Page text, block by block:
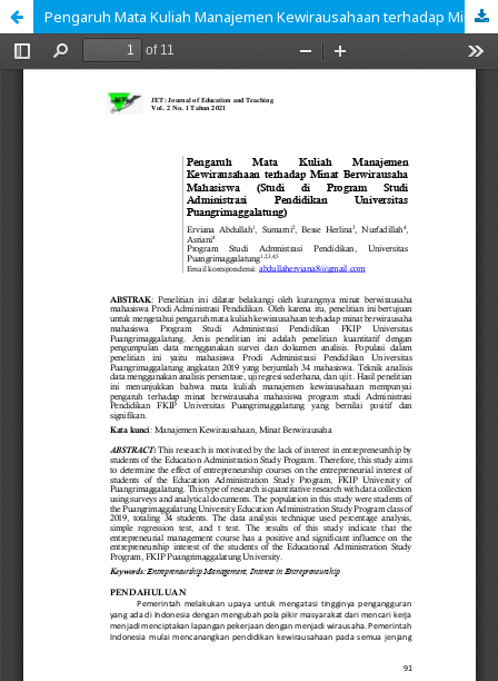
Pengaruh Mata Kuliah Manajemen Kewirausahaan terhadap Minat Berwirausaha Mahasiswa (Studi di Program Studi Administrasi Pendidikan Universitas Puangrimaggalatung)